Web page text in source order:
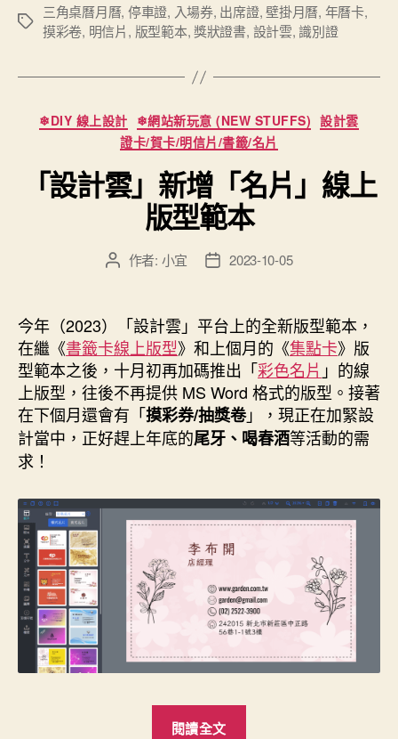
新
款
席
識
別
證」
線
上
版
本”
標
三角桌曆月曆, 停車證, 入場券, 出席證,壁掛月曆, 年曆卡,
摸彩卷, 明信片, 版型範本,獎狀證書, 設計雲,識別證
分
類
❄DIY 線上設計 ❄網站新玩意 (NEW STUFFS) 設計雲
證卡/賀卡/明信片/書籤/名片
「設計雲」新增「名片」線上
版型範本
文 作者: 小宜
文
佈
日
期
2023-10-05
今年（2023）「設計雲」平台上的全新版型範本，
在繼《書籤卡線上版型》和上個月的《集點卡》版
型範本之後，十月初再加碼推出「彩色名片 」的線
上版型，往後不再提供 MS Word 格式的版型。接著
在下個月還會有「摸彩券/抽獎卷」，現正在加緊設
計當中，正好趕上年底的尾牙、喝春酒等活動的需
求！
閱讀全文